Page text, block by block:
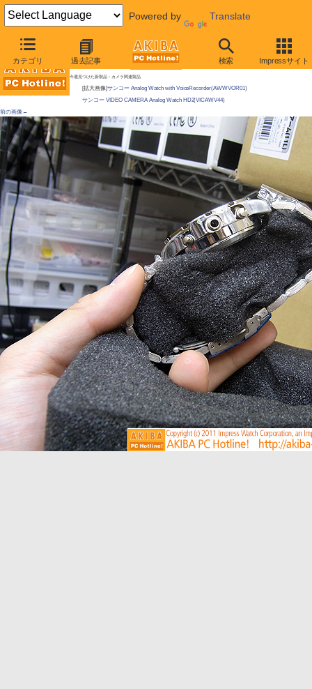
Powered by Translate
カテゴリ 過去記事 検索 Impressサイト
AKIBA PC Hotline! 2011年2月5日号
今週見つけた新製品：AV機器
今週見つけた新製品：カメラ関連製品
[拡大画像]サンコー Analog Watch with VoiceRecorder(AWWVOR01)
サンコー VIDEO CAMERA Analog Watch HD2(VICAWV44)
前の画像←